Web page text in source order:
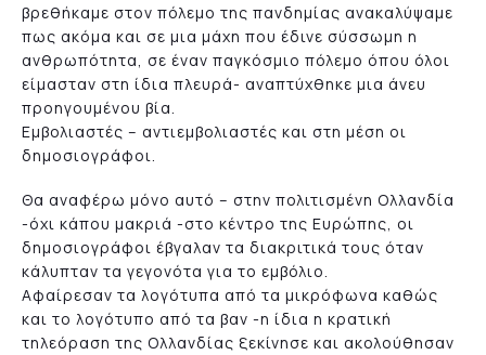
βρεθήκαμε στον πόλεμο της πανδημίας ανακαλύψαμε
πως ακόμα και σε μια μάχη που έδινε σύσσωμη η
ανθρωπότητα, σε έναν παγκόσμιο πόλεμο όπου όλοι
είμασταν στη ίδια πλευρά- αναπτύχθηκε μια άνευ
προηγουμένου βία.
Εμβολιαστές – αντιεμβολιαστές και στη μέση οι
δημοσιογράφοι.
Θα αναφέρω μόνο αυτό – στην πολιτισμένη Ολλανδία
-όχι κάπου μακριά -στο κέντρο της Ευρώπης, οι
δημοσιογράφοι έβγαλαν τα διακριτικά τους όταν
κάλυπταν τα γεγονότα για το εμβόλιο.
Αφαίρεσαν τα λογότυπα από τα μικρόφωνα καθώς
και το λογότυπο από τα βαν -η ίδια η κρατική
τηλεόραση της Ολλανδίας ξεκίνησε και ακολούθησαν